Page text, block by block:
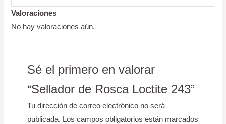
Valoraciones
No hay valoraciones aún.
Sé el primero en valorar
“Sellador de Rosca Loctite 243”
Tu dirección de correo electrónico no será
publicada. Los campos obligatorios están marcados